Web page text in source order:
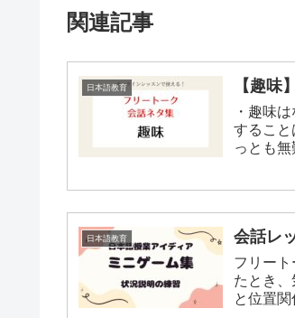
関連記事
日本語教育 【趣味
・趣味はなんですか？ ・休みの
することはなんですか？ ・最
っとも
日本語教育 会話レ
フリー
たとき、気